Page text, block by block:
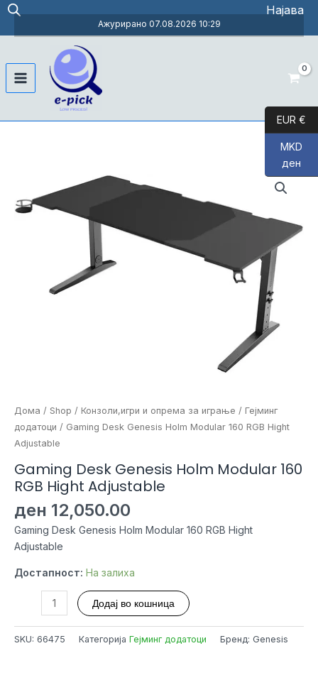
Skip
content
Најава
Ажурирано 07.08.2026 10:29
Main
Дома / Shop / Конзоли,игри и опрема за играње / Гејминг
додатоци / Gaming Desk Genesis Holm Modular 160 RGB Hight
Adjustable
Gaming Desk Genesis Holm Modular 160
RGB Hight Adjustable
ден 12,050.00
Gaming Desk Genesis Holm Modular 160 RGB Hight
Adjustable
Достапност: На залиха
Genesis
Додај во кошница
SKU: 66475 Категорија Гејминг додатоци Бренд: Genesis
EUR €
MKD
ден